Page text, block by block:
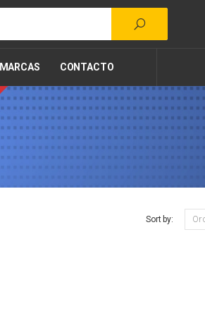
MARCAS CONTACTO
Sort by: